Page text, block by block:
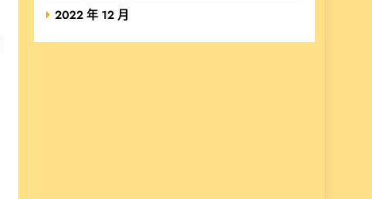
2022 年 12 月